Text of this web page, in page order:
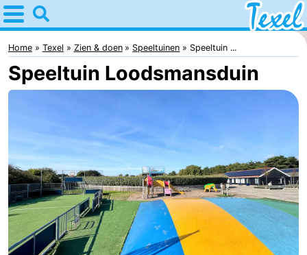
Home
Texel
Tips
-
Den
Burg
-
Den
Home Texel Zien & doen Speeltuinen Speeltuin ...
Speeltuin Loodsmansduin